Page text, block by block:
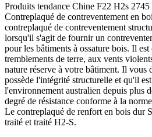
Produits tendance Chine F22 H2s
Contreplaqué de contreventement en
contreplaqué de contreventement
lorsqu'il s'agit de fournir un
pour les bâtiments à ossature bois. Il
tremblements de terre, aux vents
nature réserve à votre bâtiment. Il vous
possède l'intégrité structurelle et qu'il
l'environnement australien depuis plus
degré de résistance conforme à la
Le contreplaqué de renfort en bois dur
traité et traité H2-S.